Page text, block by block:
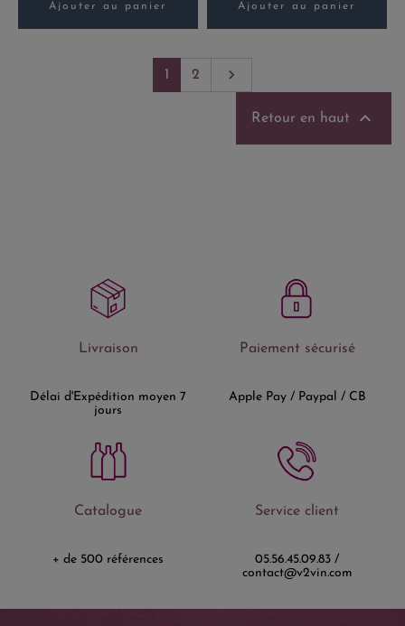
Ajouter au panier Ajouter au panier
1 2 Suivant

Retour en haut 
Livraison
Délai d'Expédition moyen 7
jours
Paiement sécurisé
Apple Pay / Paypal / CB
Catalogue
+ de 500 références
Service client
05.56.45.09.83 /
contact@v2vin.com